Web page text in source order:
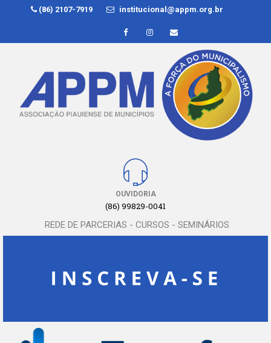
(86) 2107-7919 institucional@appm.org.br
OUVIDORIA
(86) 99829-0041
REDE DE PARCERIAS - CURSOS - SEMINÁRIOS